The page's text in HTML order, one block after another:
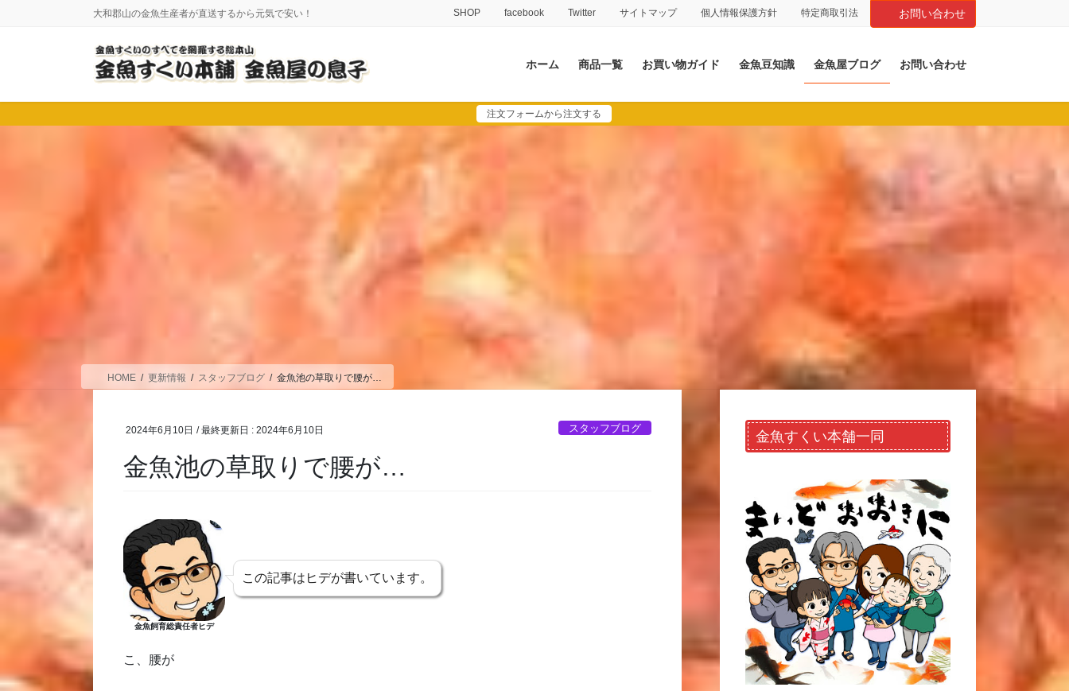
に
移
ョ
ン
大和郡山の金魚生産者が直送するから元気で安い！ SHOP facebook Twitter サイトマップ 個人情報保護方針 特定商取引法 お問い合わせ
ホーム 商品一覧 お買い物ガイド 金魚豆知識 金魚屋ブログ お問い合わせ
注文フォームから注文する
HOME 更新情報 スタッフブログ 金魚池の草取りで腰が…
2024年6月10日 / 最終更新日 :2024年6月10日 スタッフブログ
金魚池の草取りで腰が…
金魚飼育総責任者ヒデ
この記事はヒデが書いています。
こ、腰が
金魚すくい本舗一同